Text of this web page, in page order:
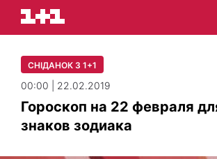
СНІДАНОК З 1+1
00:00 | 22.02.2019
Гороскоп на 22 февраля
знаков зодиака